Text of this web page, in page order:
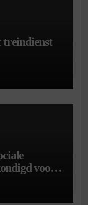
treindienst
voor 9